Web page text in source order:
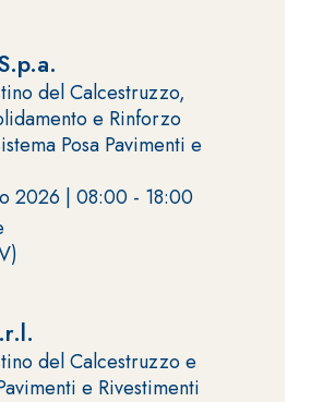
del Calcestruzzo,
e Rinforzo
Posa Pavimenti e
2026 | 08:00 - 18:00
del Calcestruzzo e
e Rivestimenti
E
a
LASTRE
GYPSOTECH
GypsoLIGNUM
Lastra in
cartongesso